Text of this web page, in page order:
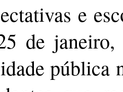
e
de janeiro,
pública